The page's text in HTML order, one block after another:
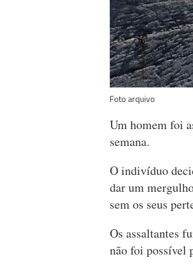
Foto arquivo
Um homem foi
semana.
O indivíduo
dar um
sem os seus
Os assaltantes
não foi possível